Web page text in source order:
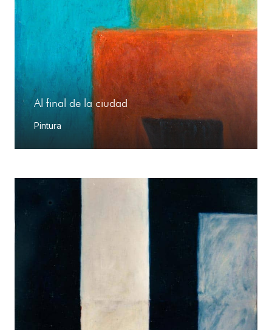
Al final de la ciudad
Pintura